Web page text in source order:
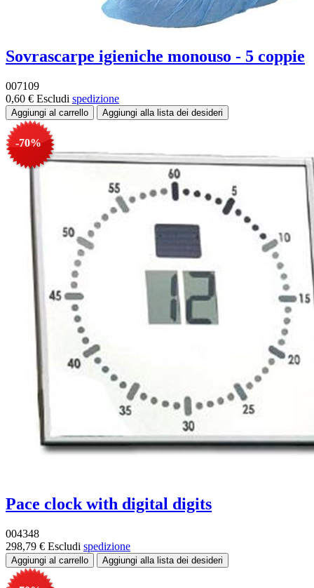
Sovrascarpe igieniche monouso - 5 coppie
007109
0,60 € Escludi spedizione
-70%
Pace clock with digital digits
004348
298,79 € Escludi spedizione